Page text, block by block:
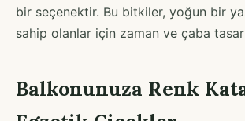
bir seçenektir. Bu bitkiler, yoğun bir
sahip olanlar için zaman ve çaba
Balkonunuza Renk